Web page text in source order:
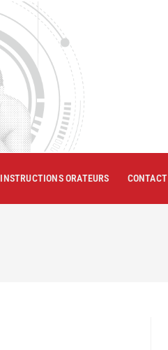
INSTRUCTIONS ORATEURS CONTACT